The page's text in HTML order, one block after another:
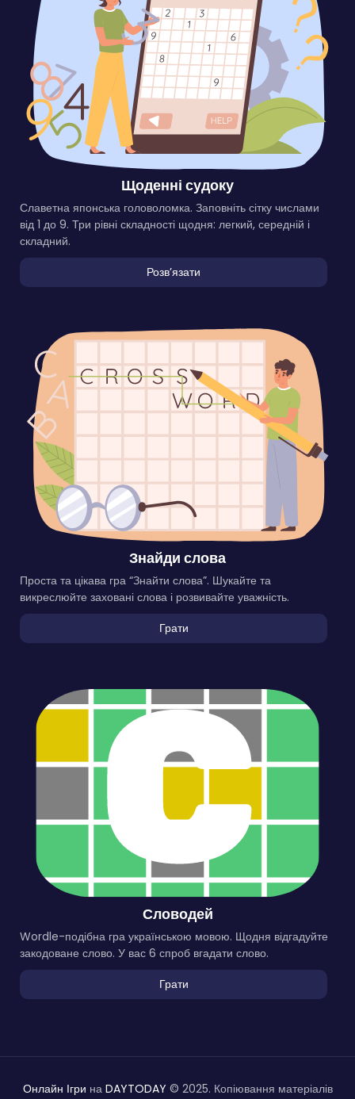
Щоденні судоку
Славетна японська головоломка. Заповніть сітку числами
від 1 до 9. Три рівні складності щодня: легкий, середній і
складний.
Розвʼязати
Знайди слова
Проста та цікава гра “Знайти слова”. Шукайте та
викреслюйте заховані слова і розвивайте уважність.
Грати
Словодей
Wordle-подібна гра українською мовою. Щодня відгадуйте
закодоване слово. У вас 6 спроб вгадати слово.
Грати
Онлайн Ігри на DAYTODAY © 2025. Копіювання матеріалів